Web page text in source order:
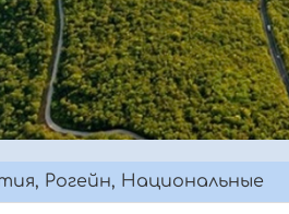
Рогейн, Национальные